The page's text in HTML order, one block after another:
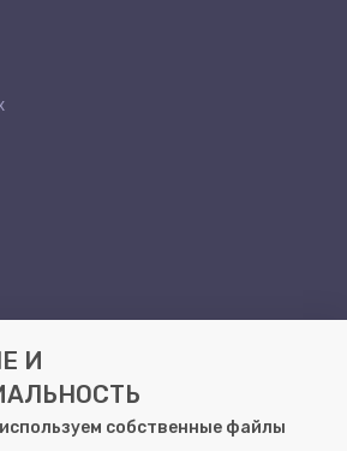
10А
И
собственные файлы